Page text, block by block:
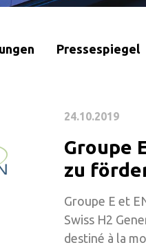
Pressespiegel
24.10.2019
Groupe
zu
Groupe E et
Swiss H2
destiné à la